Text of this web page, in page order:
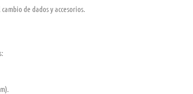
de dados y accesorios.